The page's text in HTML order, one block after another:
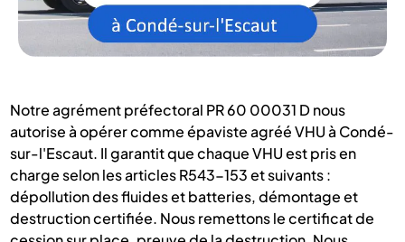
Notre agrément préfectoral PR 60 00031 D nous
autorise à opérer comme épaviste agréé VHU à Condé-
sur-l'Escaut. Il garantit que chaque VHU est pris en
charge selon les articles R543-153 et suivants :
dépollution des fluides et batteries, démontage et
destruction certifiée. Nous remettons le certificat de